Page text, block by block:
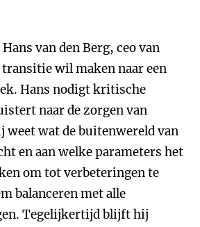
van den Berg, ceo van
transitie wil maken naar een
Hans nodigt kritische
naar de zorgen van
weet wat de buitenwereld van
en aan welke parameters het
om tot verbeteringen te
balanceren met alle
Tegelijkertijd blijft hij